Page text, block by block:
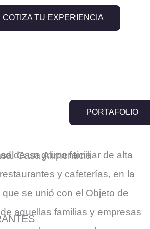
COTIZA TU EXPERIENCIA
PORTAFOLIO
de un grupo familiar de alta
y cafeterías, en la
se unió con el Objeto de
aquellas familias y empresas